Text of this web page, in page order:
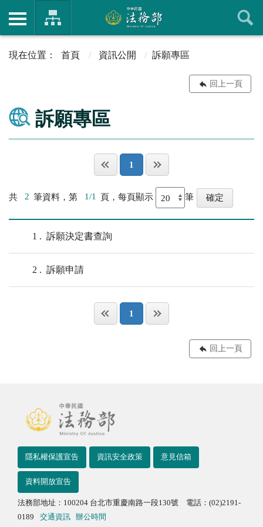
首頁 資訊公開 訴願專區
回上一頁
訴願專區
1
共 2 筆資料，第 1/1 頁，每頁顯示 筆
1 訴願決定書查詢
2 訴願申請
1
回上一頁
隱私權保護宣告 資訊安全政策 意見信箱
資料開放宣告
法務部地址：100204 台北市重慶南路一段130號 電話：(02)2191-
0189
交通資訊
辦公時間